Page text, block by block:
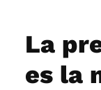
La
es la